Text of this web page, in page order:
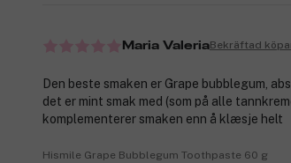
Maria ValeriaBekräftad
Den beste smaken er Grape bubblegum,
det er mint smak med (som på alle
komplementerer smaken enn å klæsje helt
Hismile Grape Bubblegum Toothpaste 60 g